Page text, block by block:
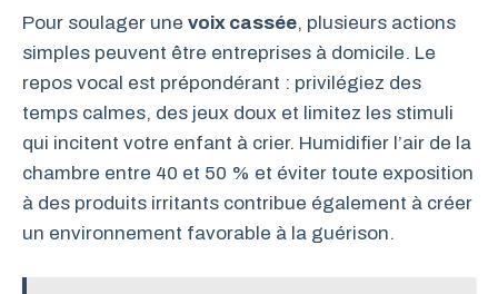
Pour soulager une voix cassée, plusieurs actions
simples peuvent être entreprises à domicile. Le
repos vocal est prépondérant : privilégiez des
temps calmes, des jeux doux et limitez les stimuli
qui incitent votre enfant à crier. Humidifier l’air de la
chambre entre 40 et 50 % et éviter toute exposition
à des produits irritants contribue également à créer
un environnement favorable à la guérison.